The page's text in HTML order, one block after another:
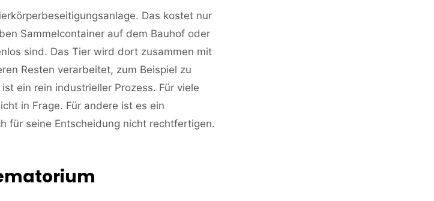
Das kostet nur
Sammelcontainer auf dem Bauhof oder
sind. Das Tier wird dort zusammen mit
Resten verarbeitet, zum Beispiel zu
ein rein industrieller Prozess. Für viele
in Frage. Für andere ist es ein
für seine Entscheidung nicht rechtfertigen.